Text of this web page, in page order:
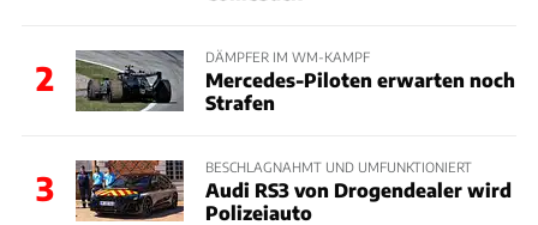
2
DÄMPFER IM WM-KAMPF
Mercedes-Piloten erwarten noch
Strafen
3
BESCHLAGNAHMT UND UMFUNKTIONIERT
Audi RS3 von Drogendealer wird
Polizeiauto